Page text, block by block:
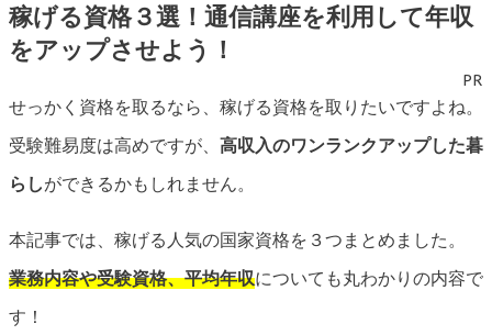
稼げる資格３選！通信講座を利用して年収
をアップさせよう！
PR
せっかく資格を取るなら、稼げる資格を取りたいですよね。
受験難易度は高めですが、 高収入のワンランクアップした暮
らしができるかもしれません。
本記事では、稼げる人気の国家資格を３つまとめました。
業務内容や受験資格、平均年収についても丸わかりの内容で
す！